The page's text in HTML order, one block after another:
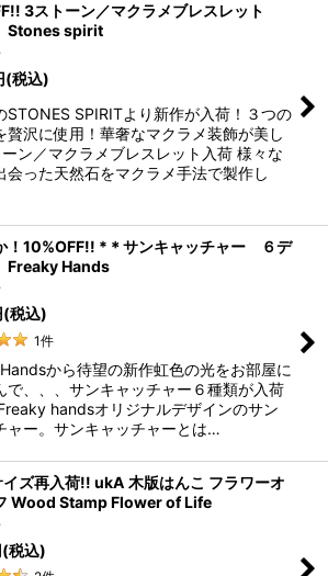
3ストーン／マクラメブレスレット
Stones spirit
(税込)
STONES SPIRITより新作が入荷！３つの
贅沢に使用！華奢なマクラメ装飾が美し
ン／マクラメブレスレット入荷 様々な
会った天然石をマクラメ手法で製作し
！10%OFF!! *＊サンキャッチャー ６デ
Hands
(税込)
1件
から待望の新作虹色の光をお部屋に
で、、、サンキャッチャー６種類が入荷
handsオリジナルデザインのサン
ャー。サンキャッチャーとは…
ズ再入荷!! ukA 木版はんこ フラワーオ
Wood Stamp Flower of Life
(税込)